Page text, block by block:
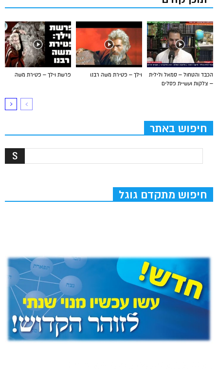
פרשת וילך – פטירת משה וילך – פטירת משה רבנו
הכבד והטחול – סמאל ולילית
– צלקות ועשיית פסלים
חיפוש באתר
חיפוש מתקדם גוגל